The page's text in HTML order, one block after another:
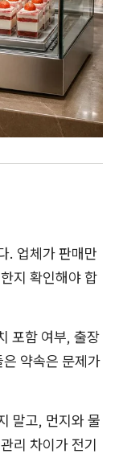
. 업체가 판매만
지 확인해야 합
포함 여부, 출장
약속은 문제가
말고, 먼지와 물
리 차이가 전기